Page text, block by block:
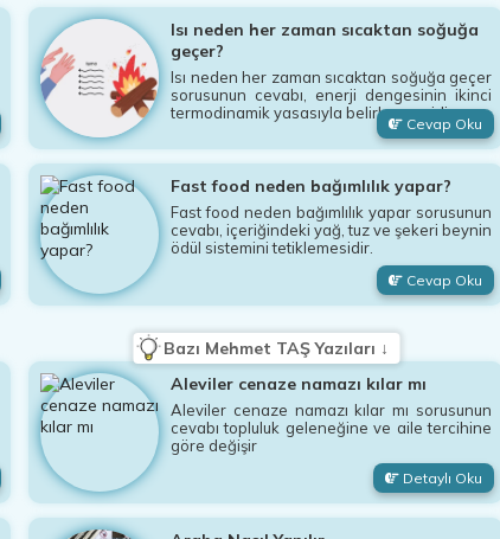
Isı neden her zaman sıcaktan soğuğa
geçer?
Isı neden her zaman sıcaktan soğuğa geçer
sorusunun cevabı, enerji dengesinin ikinci
termodinamik yasasıyla belirlenmesidir.
Cevap Oku
Fast food neden bağımlılık yapar?
Fast food neden bağımlılık yapar sorusunun
cevabı, içeriğindeki yağ, tuz ve şekeri beynin
ödül sistemini tetiklemesidir.
Cevap Oku
Bazı Mehmet TAŞ Yazıları ↓
Aleviler cenaze namazı kılar mı
Aleviler cenaze namazı kılar mı sorusunun
cevabı topluluk geleneğine ve aile tercihine
göre değişir
Detaylı Oku